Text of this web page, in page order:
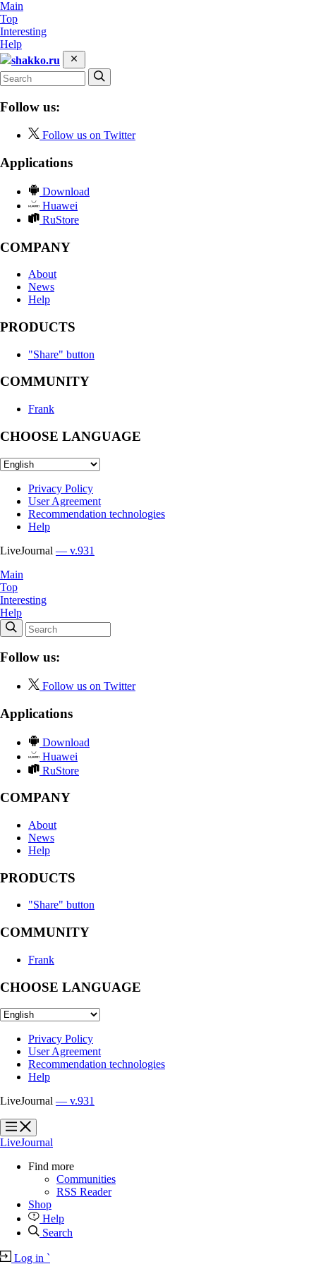
Main
Top
Interesting
Help
shakko.ru
Follow us:
Follow us on Twitter
Applications
Download
Huawei
RuStore
COMPANY
About
News
Help
PRODUCTS
"Share" button
COMMUNITY
Frank
CHOOSE LANGUAGE
Privacy Policy
User Agreement
Recommendation technologies
Help
LiveJournal — v.931
Main
Top
Interesting
Help
Follow us:
Follow us on Twitter
Applications
Download
Huawei
RuStore
COMPANY
About
News
Help
PRODUCTS
"Share" button
COMMUNITY
Frank
CHOOSE LANGUAGE
Privacy Policy
User Agreement
Recommendation technologies
Help
LiveJournal — v.931
?
?
LiveJournal
Find more
Communities
RSS Reader
Shop
Help
Search
Log in `